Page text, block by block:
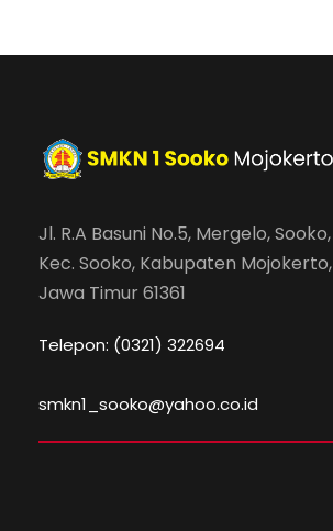
Jl. R.A Basuni No.5, Mergelo, Sooko,
Kec. Sooko, Kabupaten Mojokerto,
Jawa Timur 61361
Telepon: (0321) 322694
smkn1_sooko@yahoo.co.id